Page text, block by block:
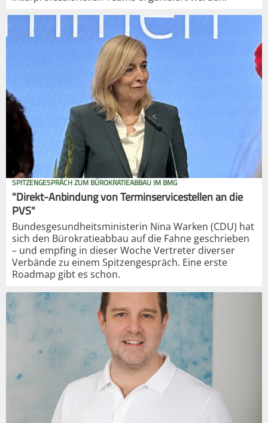
SPITZENGESPRÄCH ZUM BÜROKRATIEABBAU IM BMG
"Direkt-Anbindung von Terminservicestellen an die
PVS"
Bundesgesundheitsministerin Nina Warken (CDU) hat
sich den Bürokratieabbau auf die Fahne geschrieben
– und empfing in dieser Woche Vertreter diverser
Verbände zu einem Spitzengespräch. Eine erste
Roadmap gibt es schon.